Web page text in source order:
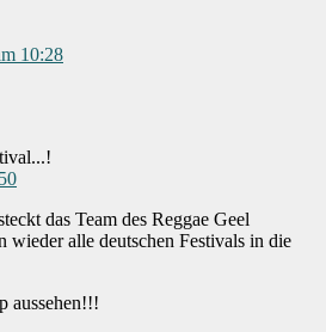
10:28
das Team des Reggae Geel
wieder alle deutschen Festivals in die
aussehen!!!